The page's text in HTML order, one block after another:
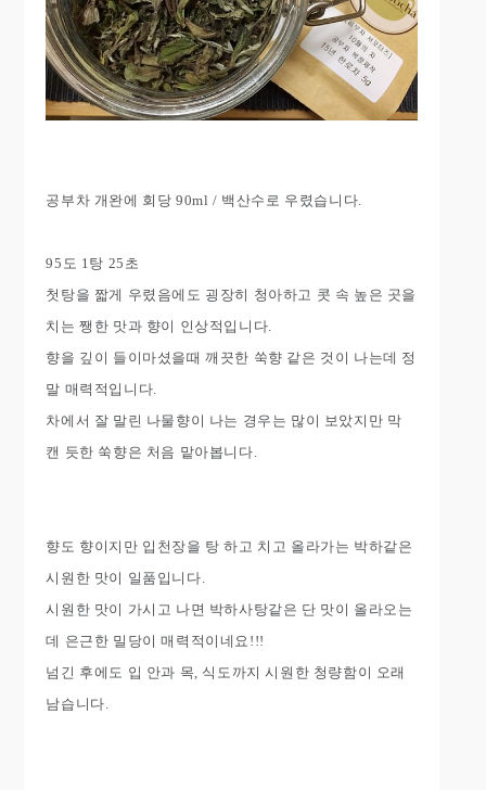
공부차 개완에 회당 90ml / 백산수로 우렸습니다.
95도 1탕 25초
첫탕을 짧게 우렸음에도 굉장히 청아하고 콧 속 높은 곳을
치는 쨍한 맛과 향이 인상적입니다.
향을 깊이 들이마셨을때 깨끗한 쑥향 같은 것이 나는데 정
말 매력적입니다.
차에서 잘 말린 나물향이 나는 경우는 많이 보았지만 막
캔 듯한 쑥향은 처음 맡아봅니다.
향도 향이지만 입천장을 탕 하고 치고 올라가는 박하같은
시원한 맛이 일품입니다.
시원한 맛이 가시고 나면 박하사탕같은 단 맛이 올라오는
데 은근한 밀당이 매력적이네요!!!
넘긴 후에도 입 안과 목, 식도까지 시원한 청량함이 오래
남습니다.